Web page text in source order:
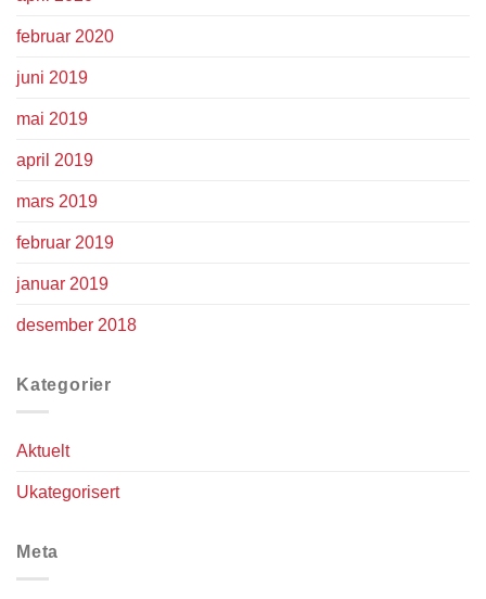
februar 2020
juni 2019
mai 2019
april 2019
mars 2019
februar 2019
januar 2019
desember 2018
Kategorier
Aktuelt
Ukategorisert
Meta